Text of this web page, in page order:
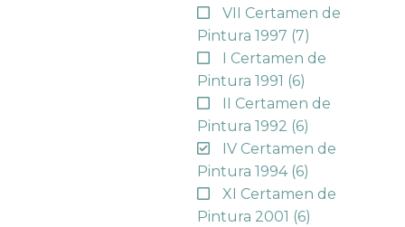
VII Certamen de
Pintura 1997 (7)
I Certamen de
Pintura 1991 (6)
II Certamen de
Pintura 1992 (6)
IV Certamen de
Pintura 1994 (6)
XI Certamen de
Pintura 2001 (6)